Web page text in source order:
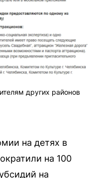
других районов
на детях в
на 100
на